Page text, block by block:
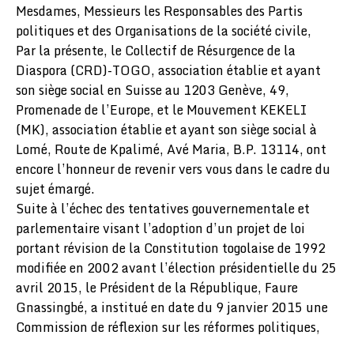
Mesdames, Messieurs les Responsables des Partis
politiques et des Organisations de la société civile,
Par la présente, le Collectif de Résurgence de la
Diaspora (CRD)-TOGO, association établie et ayant
son siège social en Suisse au 1203 Genève, 49,
Promenade de l’Europe, et le Mouvement KEKELI
(MK), association établie et ayant son siège social à
Lomé, Route de Kpalimé, Avé Maria, B.P. 13114, ont
encore l’honneur de revenir vers vous dans le cadre du
sujet émargé.
Suite à l’échec des tentatives gouvernementale et
parlementaire visant l’adoption d’un projet de loi
portant révision de la Constitution togolaise de 1992
modifiée en 2002 avant l’élection présidentielle du 25
avril 2015, le Président de la République, Faure
Gnassingbé, a institué en date du 9 janvier 2015 une
Commission de réflexion sur les réformes politiques,